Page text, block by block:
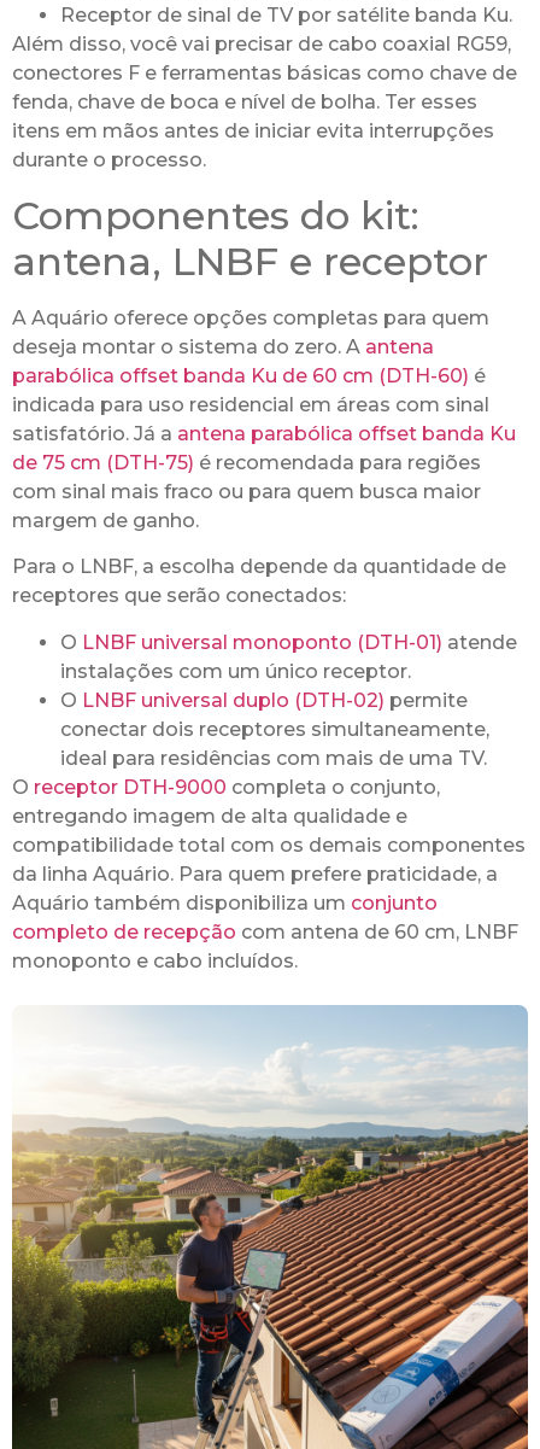
Receptor de sinal de TV por satélite banda Ku.
Além disso, você vai precisar de cabo coaxial RG59,
conectores F e ferramentas básicas como chave de
fenda, chave de boca e nível de bolha. Ter esses
itens em mãos antes de iniciar evita interrupções
durante o processo.
Componentes do kit:
antena, LNBF e receptor
A Aquário oferece opções completas para quem
deseja montar o sistema do zero. A antena
parabólica offset banda Ku de 60 cm (DTH-60) é
indicada para uso residencial em áreas com sinal
satisfatório. Já a antena parabólica offset banda Ku
de 75 cm (DTH-75) é recomendada para regiões
com sinal mais fraco ou para quem busca maior
margem de ganho.
Para o LNBF, a escolha depende da quantidade de
receptores que serão conectados:
O LNBF universal monoponto (DTH-01) atende
instalações com um único receptor.
O LNBF universal duplo (DTH-02) permite
conectar dois receptores simultaneamente,
ideal para residências com mais de uma TV.
O receptor DTH-9000 completa o conjunto,
entregando imagem de alta qualidade e
compatibilidade total com os demais componentes
da linha Aquário. Para quem prefere praticidade, a
Aquário também disponibiliza um conjunto
completo de recepção com antena de 60 cm, LNBF
monoponto e cabo incluídos.